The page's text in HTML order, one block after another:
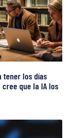
tener los días
que la IA los